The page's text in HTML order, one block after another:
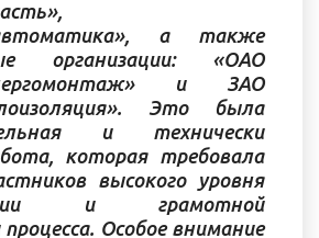
а также
организации: «ОАО
и ЗАО
Это была
и технически
которая требовала
высокого уровня
и грамотной
процесса. Особое внимание